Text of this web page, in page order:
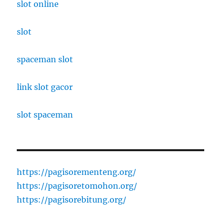
slot online
slot
spaceman slot
link slot gacor
slot spaceman
https://pagisorementeng.org/
https://pagisoretomohon.org/
https://pagisorebitung.org/